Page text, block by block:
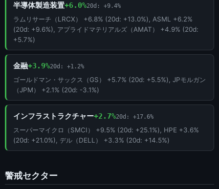
半導体製造装置+6.0%20d: +9.4%
ラムリサーチ（LRCX） +6.8% (20d: +13.0%), ASML +6.2%
(20d: +9.6%), アプライドマテリアルズ（AMAT） +4.9% (20d:
+5.7%)
金融+3.9%20d: +1.2%
ゴールドマン・サックス（GS） +5.7% (20d: +5.5%), JPモルガン
（JPM） +2.1% (20d: -3.1%)
インフラストラクチャー+2.7%20d: +17.6%
スーパーマイクロ（SMCI） +9.5% (20d: +25.1%), HPE +3.6%
(20d: +21.0%), デル（DELL） +3.3% (20d: +14.5%)
警戒セクター